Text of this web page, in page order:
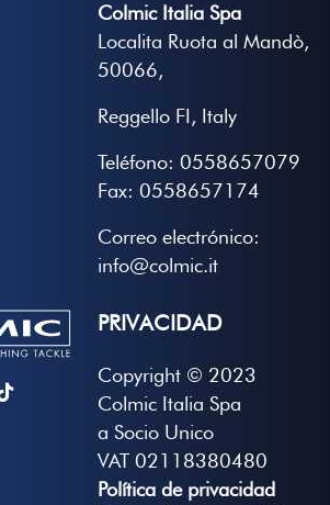
Colmic Italia Spa
Localita Ruota al Mandò,
50066,
Reggello FI, Italy
Teléfono: 0558657079
Fax: 0558657174
Correo electrónico:
info@colmic.it
PRIVACIDAD
Copyright © 2023
Colmic Italia Spa
a Socio Unico
VAT 02118380480
Política de privacidad